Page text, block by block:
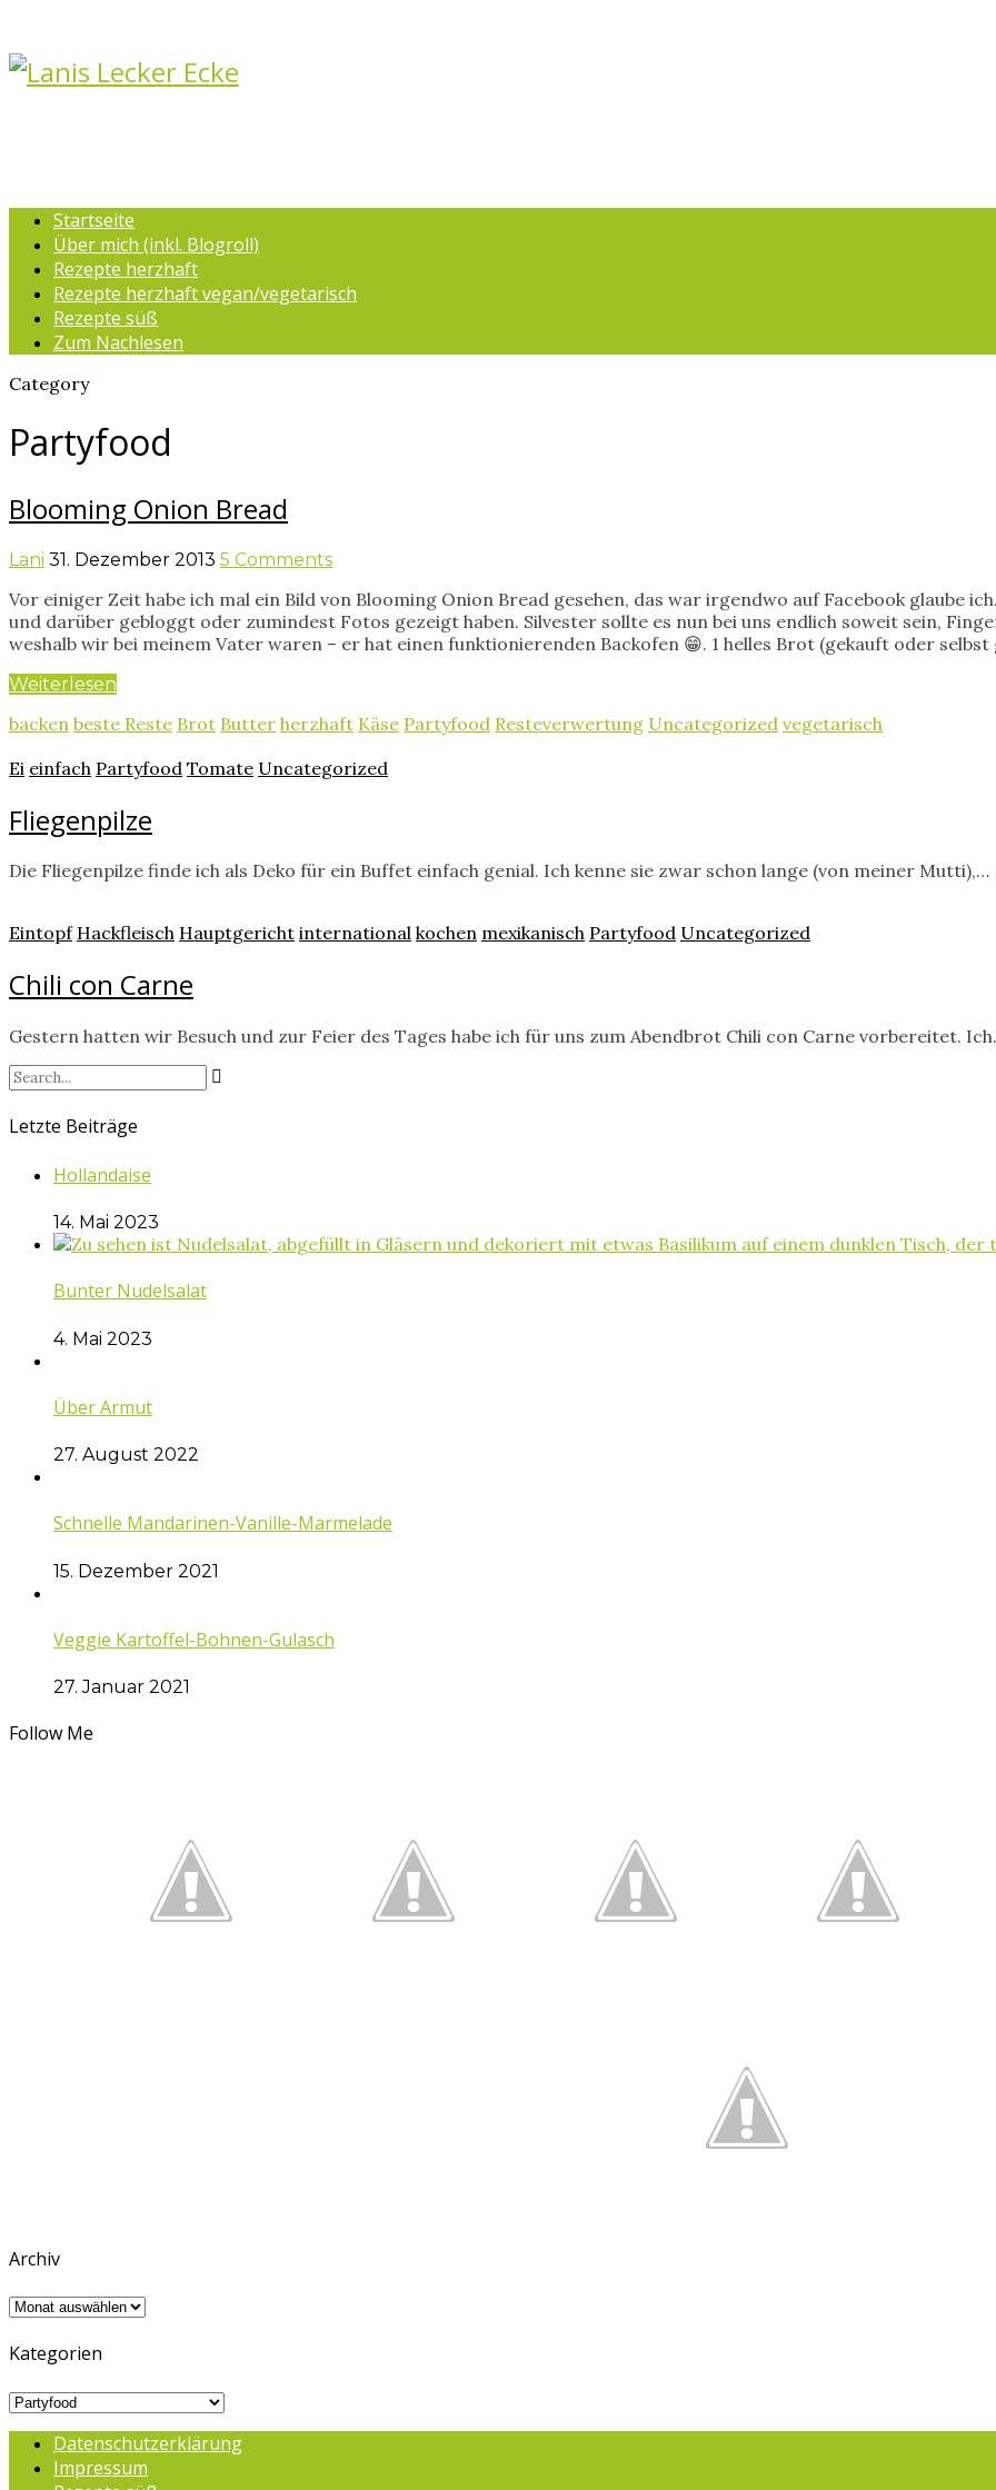
Startseite
Über mich (inkl. Blogroll)
Rezepte herzhaft
Rezepte herzhaft vegan/vegetarisch
Rezepte süß
Zum Nachlesen
Category
Partyfood
Blooming Onion Bread
Lani 31. Dezember 2013 5 Comments
Vor einiger Zeit habe ich mal ein Bild von Blooming Onion Bread gesehen, das war irgendwo auf Facebook glaube
und darüber gebloggt oder zumindest Fotos gezeigt haben. Silvester sollte es nun bei uns endlich soweit sein,
weshalb wir bei meinem Vater waren – er hat einen funktionierenden Backofen 😁. 1 helles Brot (gekauft oder
Weiterlesen
backen beste Reste Brot Butter herzhaft Käse Partyfood Resteverwertung Uncategorized vegetarisch
Ei einfach Partyfood Tomate Uncategorized
Fliegenpilze
Die Fliegenpilze finde ich als Deko für ein Buffet einfach genial. Ich kenne sie zwar schon lange (von meiner Mutti),…
Eintopf Hackfleisch Hauptgericht international kochen mexikanisch Partyfood Uncategorized
Chili con Carne
Gestern hatten wir Besuch und zur Feier des Tages habe ich für uns zum Abendbrot Chili con Carne vorbereitet.
Letzte Beiträge
Hollandaise
14. Mai 2023
Bunter Nudelsalat
4. Mai 2023
Über Armut
27. August 2022
Schnelle Mandarinen-Vanille-Marmelade
15. Dezember 2021
Veggie Kartoffel-Bohnen-Gulasch
27. Januar 2021
Follow Me
Archiv
Archiv
Kategorien
Kategorien
Datenschutzerklärung
Impressum